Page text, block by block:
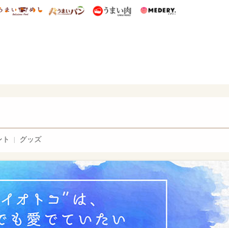
研 ディズニー特集
うまいめし うまいパン うまい肉
グッズ